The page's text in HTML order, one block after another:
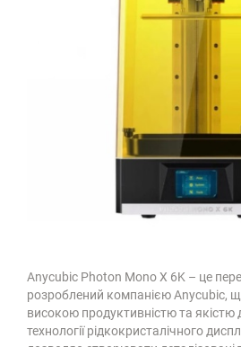
Anycubic Photon Mono X 6K – це
розроблений компанією Anycubic,
високою продуктивністю та якістю
технології рідкокристалічного